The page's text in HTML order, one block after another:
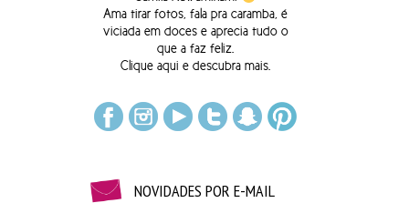
Coquetel de lançamento do ap. – 06/11/2019
Ama tirar fotos, fala pra caramba, é
viciada em doces e aprecia tudo o
que a faz feliz.
Clique aqui e descubra mais.
NOVIDADES POR E-MAIL